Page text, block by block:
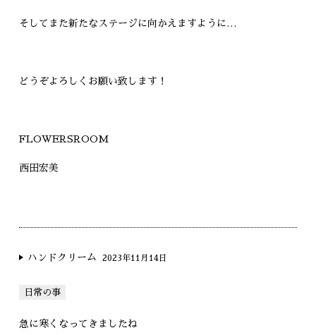
そしてまた新たなステージに向かえますように…
どうぞよろしくお願い致します！
FLOWERSROOM
西田宏美
ハンドクリーム 2023年11月14日
日常の事
急に寒くなってきましたね